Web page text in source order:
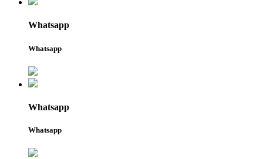
Whatsapp
Whatsapp
Whatsapp
Whatsapp